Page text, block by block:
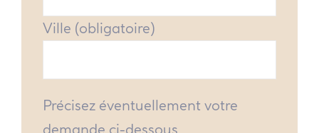
Ville (obligatoire)
Précisez éventuellement votre
demande ci-dessous